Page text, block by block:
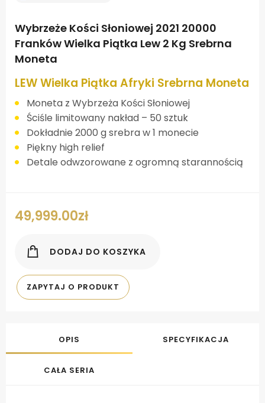
Wybrzeże Kości Słoniowej 2021 20000
Franków Wielka Piątka Lew 2 Kg Srebrna
Moneta
LEW Wielka Piątka Afryki Srebrna Moneta
Moneta z Wybrzeża Kości Słoniowej
Ściśle limitowany nakład – 50 sztuk
Dokładnie 2000 g srebra w 1 monecie
Piękny high relief
Detale odwzorowane z ogromną starannością
49,999.00zł
DODAJ DO KOSZYKA
ZAPYTAJ O PRODUKT
OPIS SPECYFIKACJA
CAŁA SERIA